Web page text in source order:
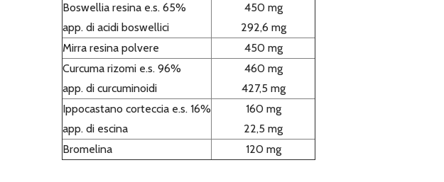
Boswellia resina e.s. 65%
app. di acidi boswellici
450 mg
292,6 mg
Mirra resina polvere
450 mg
Curcuma rizomi e.s. 96%
app. di curcuminoidi
460 mg
427,5 mg
Ippocastano corteccia e.s. 16%
app. di escina
160 mg
22,5 mg
Bromelina
120 mg